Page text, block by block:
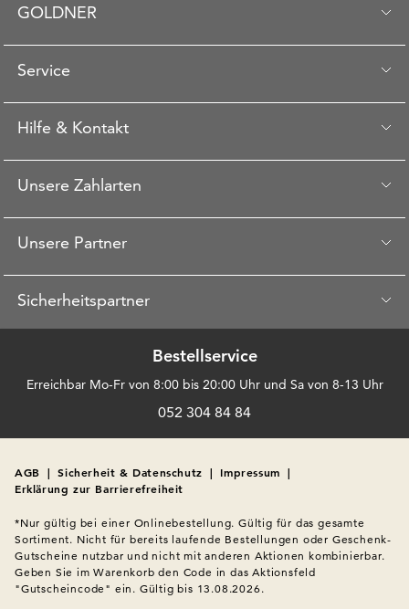
GOLDNER
Service
Hilfe & Kontakt
Unsere Zahlarten
Unsere Partner
Sicherheitspartner
Bestellservice
Erreichbar Mo-Fr von 8:00 bis 20:00 Uhr und Sa von 8-13 Uhr
052 304 84 84
AGB | Sicherheit & Datenschutz | Impressum |
Erklärung zur Barrierefreiheit
*Nur gültig bei einer Onlinebestellung. Gültig für das gesamte
Sortiment. Nicht für bereits laufende Bestellungen oder Geschenk-
Gutscheine nutzbar und nicht mit anderen Aktionen kombinierbar.
Geben Sie im Warenkorb den Code in das Aktionsfeld
"Gutscheincode" ein. Gültig bis 13.08.2026.